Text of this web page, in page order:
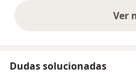
Ver
Dudas solucionadas